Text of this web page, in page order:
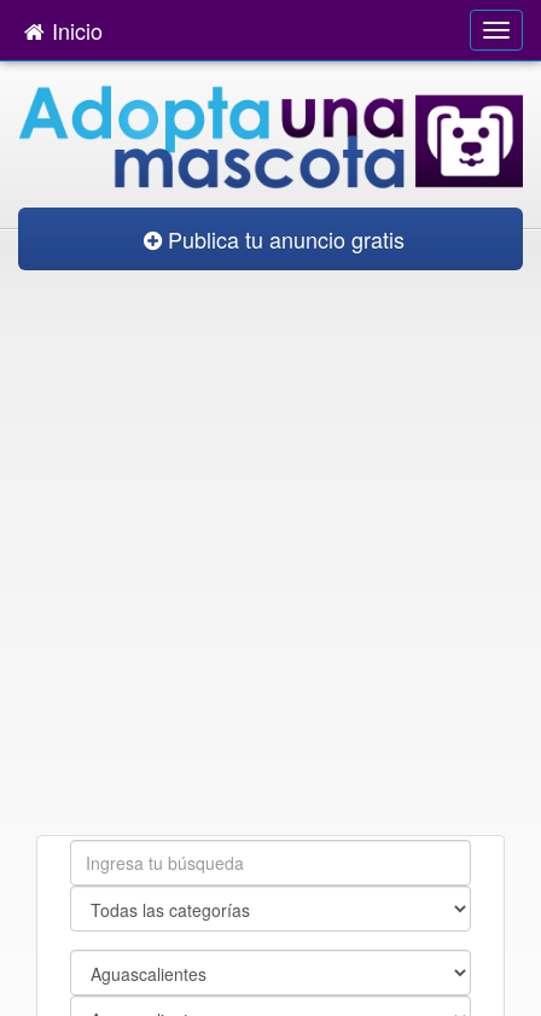
Inicio
Publica tu anuncio gratis